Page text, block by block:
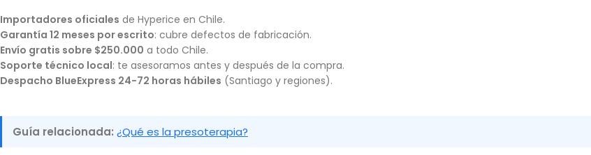
Importadores oficiales de Hyperice en Chile.
Garantía 12 meses por escrito: cubre defectos de fabricación.
Envío gratis sobre $250.000 a todo Chile.
Soporte técnico local: te asesoramos antes y después de la compra.
Despacho BlueExpress 24-72 horas hábiles (Santiago y regiones).
Guía relacionada: ¿Qué es la presoterapia?